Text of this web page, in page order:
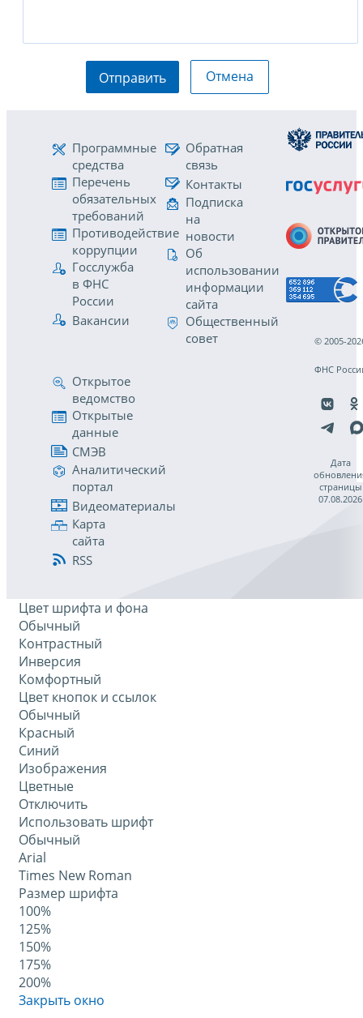
Отправить Отмена
Программные
средства
Перечень
обязательных
требований
Противодействие
коррупции
Госслужба
в ФНС
России
Вакансии
Обратная
связь
Контакты
Подписка
на
новости
Об
использовании
информации
сайта
Общественный
совет
Открытое
ведомство
Открытые
данные
СМЭВ
Аналитический
портал
Видеоматериалы
Карта
сайта
RSS
© 2005-
ФНС
Дата
страницы
07.08.2026
Цвет шрифта и фона
Обычный
Контрастный
Инверсия
Комфортный
Цвет кнопок и ссылок
Обычный
Красный
Синий
Изображения
Цветные
Отключить
Использовать шрифт
Обычный
Arial
Times New Roman
Размер шрифта
100%
125%
150%
175%
200%
Закрыть окно